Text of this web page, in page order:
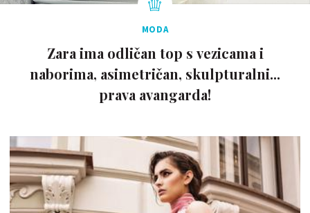
MODA
Zara ima odličan top s vezicama i
naborima, asimetričan, skulpturalni...
prava avangarda!